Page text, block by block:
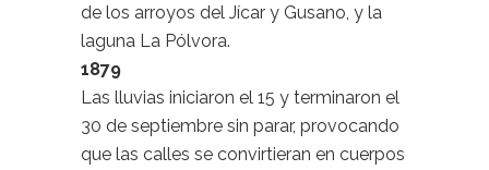
de los arroyos del Jícar y Gusano, y la
laguna La Pólvora.
1879
Las lluvias iniciaron el 15 y terminaron el
30 de septiembre sin parar, provocando
que las calles se convirtieran en cuerpos